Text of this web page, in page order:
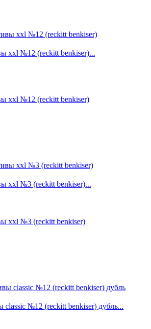
xxl №12 (reckitt benkiser)...
xxl №12 (reckitt benkiser)
xxl №3 (reckitt benkiser)...
xxl №3 (reckitt benkiser)
classic №12 (reckitt benkiser) дубль...